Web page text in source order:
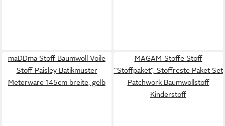
maDDma Stoff Baumwoll-Voile
Stoff Paisley Batikmuster
Meterware 145cm breite, gelb
MAGAM-Stoffe Stoff
"Stoffpaket", Stoffreste Paket Set
Patchwork Baumwollstoff
Kinderstoff